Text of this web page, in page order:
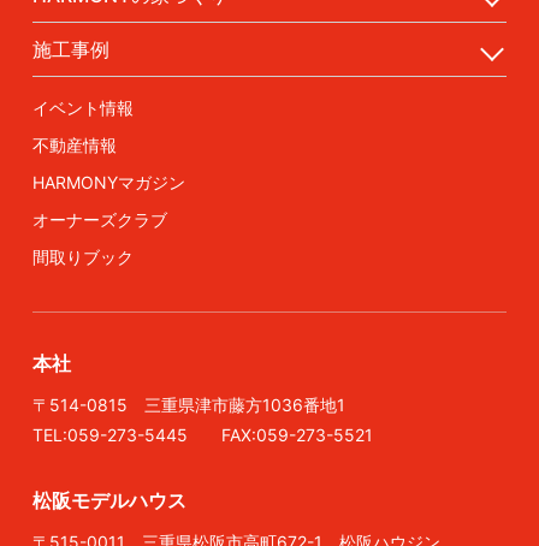
施工事例
イベント情報
不動産情報
HARMONYマガジン
オーナーズクラブ
間取りブック
本社
〒514-0815 三重県津市藤方1036番地1
TEL:059-273-5445 FAX:059-273-5521
松阪モデルハウス